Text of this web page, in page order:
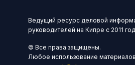
Ведущий ресурс деловой
руководителей на Кипре с 2011
© Все права защищены.
Любое использование